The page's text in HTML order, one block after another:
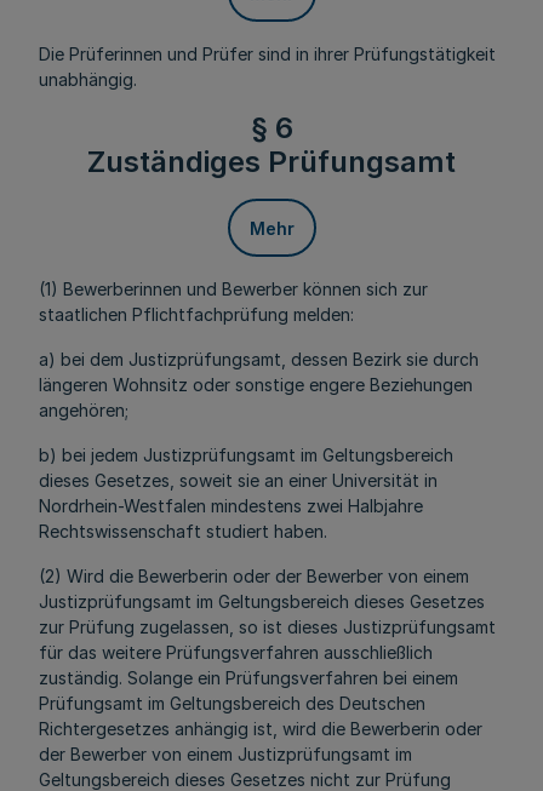
Die Prüferinnen und Prüfer sind in ihrer Prüfungstätigkeit
unabhängig.
§ 6
Zuständiges Prüfungsamt
Mehr
(1) Bewerberinnen und Bewerber können sich zur
staatlichen Pflichtfachprüfung melden:
a) bei dem Justizprüfungsamt, dessen Bezirk sie durch
längeren Wohnsitz oder sonstige engere Beziehungen
angehören;
b) bei jedem Justizprüfungsamt im Geltungsbereich
dieses Gesetzes, soweit sie an einer Universität in
Nordrhein-Westfalen mindestens zwei Halbjahre
Rechtswissenschaft studiert haben.
(2) Wird die Bewerberin oder der Bewerber von einem
Justizprüfungsamt im Geltungsbereich dieses Gesetzes
zur Prüfung zugelassen, so ist dieses Justizprüfungsamt
für das weitere Prüfungsverfahren ausschließlich
zuständig. Solange ein Prüfungsverfahren bei einem
Prüfungsamt im Geltungsbereich des Deutschen
Richtergesetzes anhängig ist, wird die Bewerberin oder
der Bewerber von einem Justizprüfungsamt im
Geltungsbereich dieses Gesetzes nicht zur Prüfung